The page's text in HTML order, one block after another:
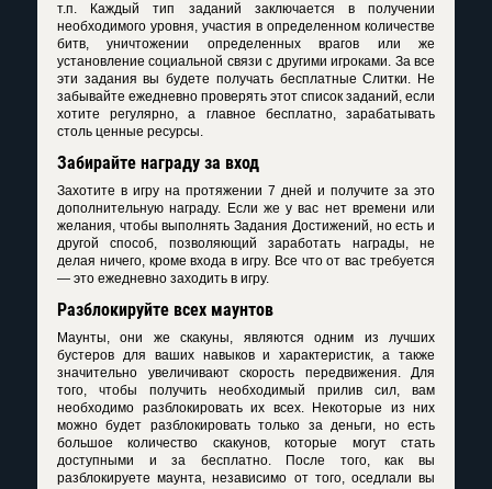
т.п. Каждый тип заданий заключается в получении
необходимого уровня, участия в определенном количестве
битв, уничтожении определенных врагов или же
установление социальной связи с другими игроками. За все
эти задания вы будете получать бесплатные Слитки. Не
забывайте ежедневно проверять этот список заданий, если
хотите регулярно, а главное бесплатно, зарабатывать
столь ценные ресурсы.
Забирайте награду за вход
Захотите в игру на протяжении 7 дней и получите за это
дополнительную награду. Если же у вас нет времени или
желания, чтобы выполнять Задания Достижений, но есть и
другой способ, позволяющий заработать награды, не
делая ничего, кроме входа в игру. Все что от вас требуется
— это ежедневно заходить в игру.
Разблокируйте всех маунтов
Маунты, они же скакуны, являются одним из лучших
бустеров для ваших навыков и характеристик, а также
значительно увеличивают скорость передвижения. Для
того, чтобы получить необходимый прилив сил, вам
необходимо разблокировать их всех. Некоторые из них
можно будет разблокировать только за деньги, но есть
большое количество скакунов, которые могут стать
доступными и за бесплатно. После того, как вы
разблокируете маунта, независимо от того, оседлали вы